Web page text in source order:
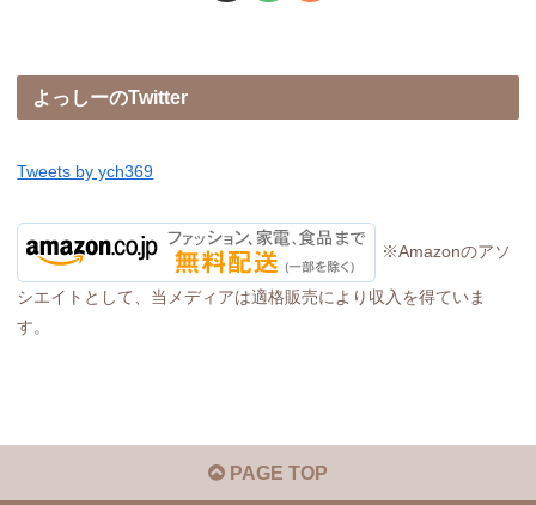
よっしーのTwitter
Tweets by ych369
※Amazonのアソ
シエイトとして、当メディアは適格販売により収入を得ていま
す。
PAGE TOP